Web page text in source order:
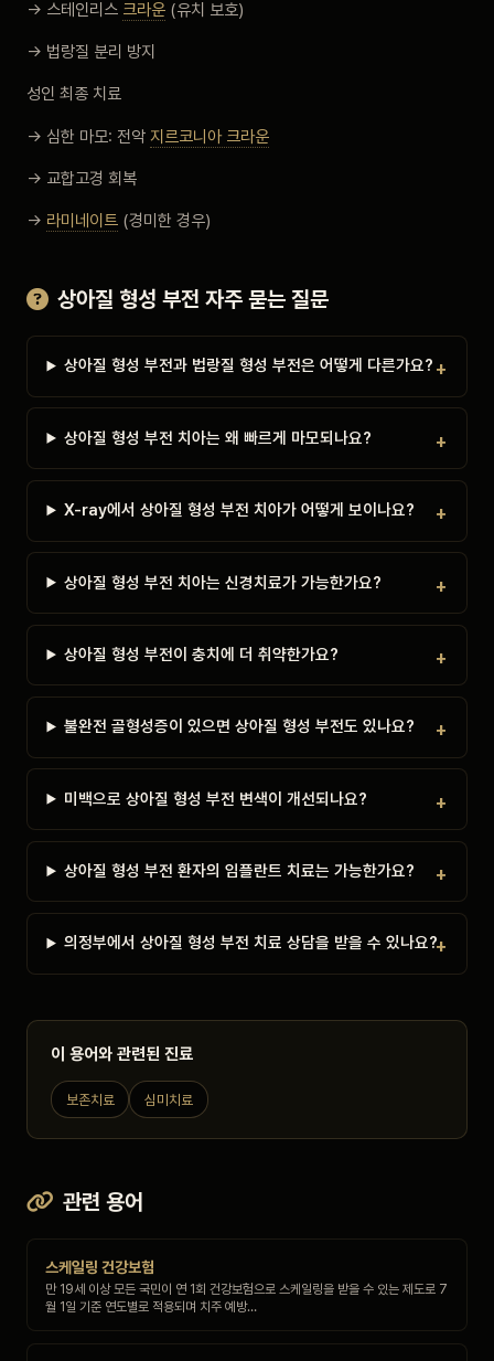
→ 스테인리스 크라운 (유치 보호)
→ 법랑질 분리 방지
성인 최종 치료
→ 심한 마모: 전악 지르코니아 크라운
→ 교합고경 회복
→ 라미네이트 (경미한 경우)
상아질 형성 부전 자주 묻는 질문
상아질 형성 부전과 법랑질 형성 부전은 어떻게 다른가요?
상아질 형성 부전 치아는 왜 빠르게 마모되나요?
X-ray에서 상아질 형성 부전 치아가 어떻게 보이나요?
상아질 형성 부전 치아는 신경치료가 가능한가요?
상아질 형성 부전이 충치에 더 취약한가요?
불완전 골형성증이 있으면 상아질 형성 부전도 있나요?
미백으로 상아질 형성 부전 변색이 개선되나요?
상아질 형성 부전 환자의 임플란트 치료는 가능한가요?
의정부에서 상아질 형성 부전 치료 상담을 받을 수 있나요?
이 용어와 관련된 진료
보존치료 심미치료
관련 용어
스케일링 건강보험
만 19세 이상 모든 국민이 연 1회 건강보험으로 스케일링을 받을 수 있는 제도로 7
월 1일 기준 연도별로 적용되며 치주 예방…